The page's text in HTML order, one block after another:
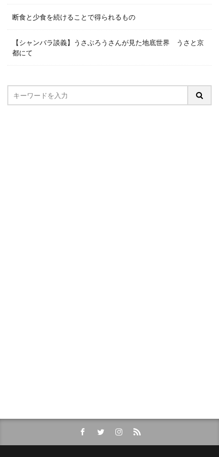
断食と少食を続けることで得られるもの
【シャンバラ談義】うさぶろうさんが見た地底世界 うさと京
都にて